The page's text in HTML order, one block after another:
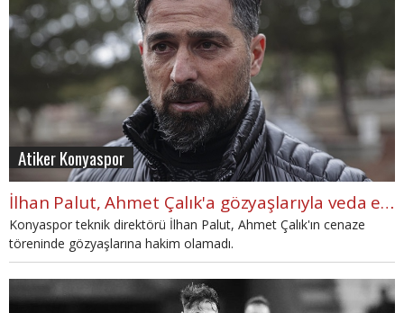
Atiker Konyaspor
İlhan Palut, Ahmet Çalık'a gözyaşlarıyla veda etti: "Pırlantaydı"
Konyaspor teknik direktörü İlhan Palut, Ahmet Çalık'ın cenaze
töreninde gözyaşlarına hakim olamadı.